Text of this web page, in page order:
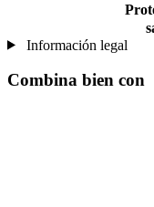
Información legal
Combina bien con